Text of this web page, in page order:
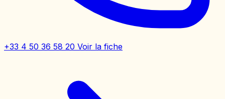
+33 4 50 36 58 20 Voir la fiche